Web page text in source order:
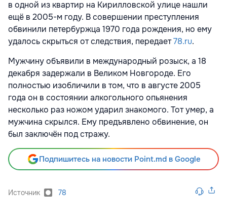
в одной из квартир на Кирилловской улице нашли
ещё в 2005-м году. В совершении преступления
обвинили петербуржца 1970 года рождения, но ему
удалось скрыться от следствия, передает78.ru.
Мужчину объявили в международный розыск, а 18
декабря задержали в Великом Новгороде. Его
полностью изобличили в том, что в августе 2005
года он в состоянии алкогольного опьянения
несколько раз ножом ударил знакомого. Тот умер, а
мужчина скрылся. Ему предъявлено обвинение, он
был заключён под стражу.
Подпишитесь на новости Point.md в Google
Источник 78